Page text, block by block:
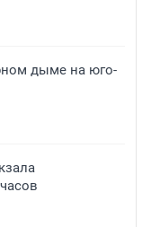
дыме на юго-